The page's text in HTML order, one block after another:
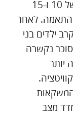
משקאות ממותקים עם סוכר במעקב של 10 ו-15
מנות ליום בהתאמה. לאחר
ילדים בני
נקשרה
יותר
המשקאות
מצב